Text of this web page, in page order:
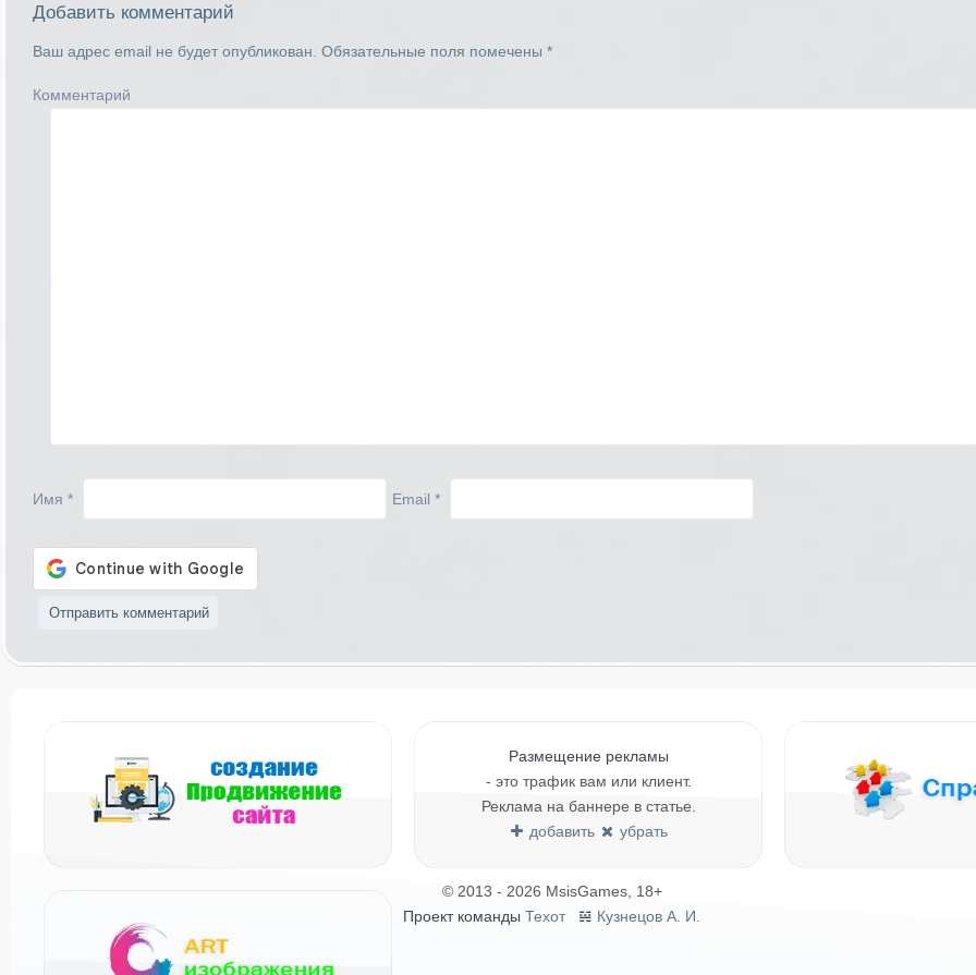
Добавить комментарий
Ваш адрес email не будет опубликован. Обязательные поля помечены *
Комментарий
Имя * Email *
Размещение рекламы
- это трафик вам или клиент.
Реклама на баннере в статье.
добавить
убрать
© 2013 - 2026 MsisGames, 18+
Проект команды Техот 𝌴 Кузнецов А. И.